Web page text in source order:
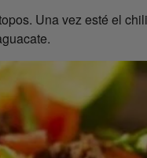
Una vez esté el